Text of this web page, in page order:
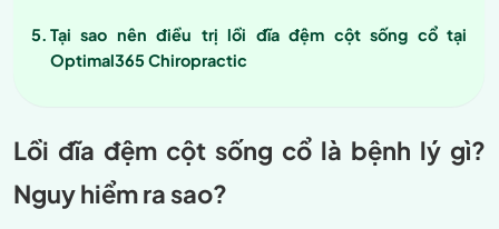
Tại sao nên điều trị lồi đĩa đệm cột sống cổ tại
Optimal365 Chiropractic
Lồi đĩa đệm cột sống cổ là bệnh lý gì?
Nguy hiểm ra sao?